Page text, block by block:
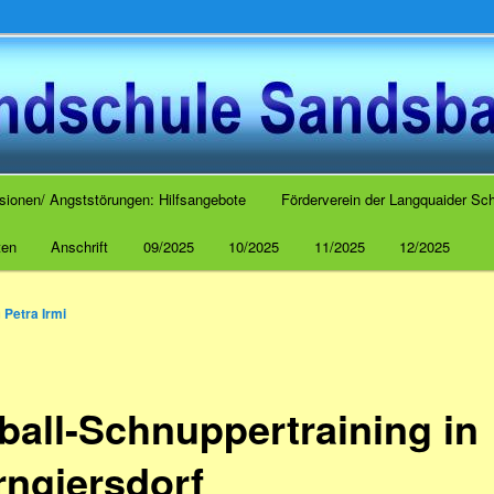
Angststörungen: Hilfsangebote Förderverein der Langquaider
Anschrift 09/2025 10/2025 11/2025 12/2025
Schnuppertraining in
Petra Irmi